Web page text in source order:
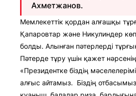
Ахметжанов.
Мемлекеттік қордан алғашқы
Қапаровтар және Никулиндер
болды. Алынған пәтерлерді
Пәтерде тұру үшін қажет
«Президентке біздің
алғыс айтамыз. Біздің отбасымыз